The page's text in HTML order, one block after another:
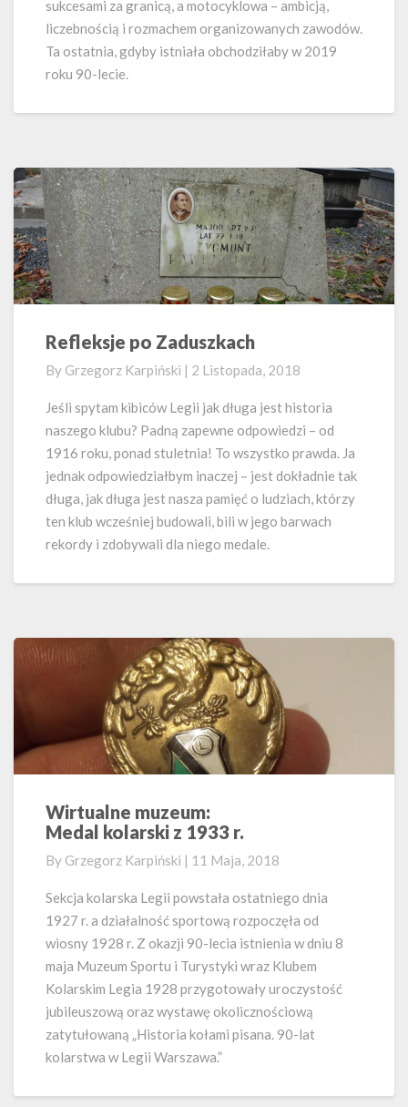
sukcesami za granicą, a motocyklowa – ambicją,
liczebnością i rozmachem organizowanych zawodów.
Ta ostatnia, gdyby istniała obchodziłaby w 2019
roku 90-lecie.
Refleksje
Zaduszkach
Refleksje po Zaduszkach
By Grzegorz Karpiński | 2 Listopada, 2018
Jeśli spytam kibiców Legii jak długa jest historia
naszego klubu? Padną zapewne odpowiedzi – od
1916 roku, ponad stuletnia! To wszystko prawda. Ja
jednak odpowiedziałbym inaczej – jest dokładnie tak
długa, jak długa jest nasza pamięć o ludziach, którzy
ten klub wcześniej budowali, bili w jego barwach
rekordy i zdobywali dla niego medale.
Wirtualne
muzeum:
kolarski
z
1933
r.
Wirtualne muzeum:
Medal kolarski z 1933 r.
By Grzegorz Karpiński | 11 Maja, 2018
Sekcja kolarska Legii powstała ostatniego dnia
1927 r. a działalność sportową rozpoczęła od
wiosny 1928 r. Z okazji 90-lecia istnienia w dniu 8
maja Muzeum Sportu i Turystyki wraz Klubem
Kolarskim Legia 1928 przygotowały uroczystość
jubileuszową oraz wystawę okolicznościową
zatytułowaną „Historia kołami pisana. 90-lat
kolarstwa w Legii Warszawa.”